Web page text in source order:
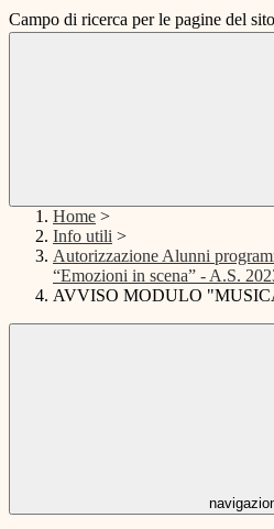
Campo di ricerca per le pagine del sito
Home >
Info utili >
Autorizzazione Alunni
“Emozioni in scena” - A.S.
AVVISO MODULO